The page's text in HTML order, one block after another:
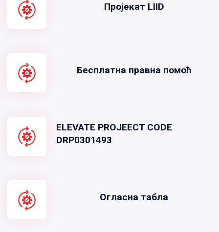
Пројекат LIID
Бесплатна правна помоћ
ELEVATE PROJEECT CODE
DRP0301493
Огласна табла